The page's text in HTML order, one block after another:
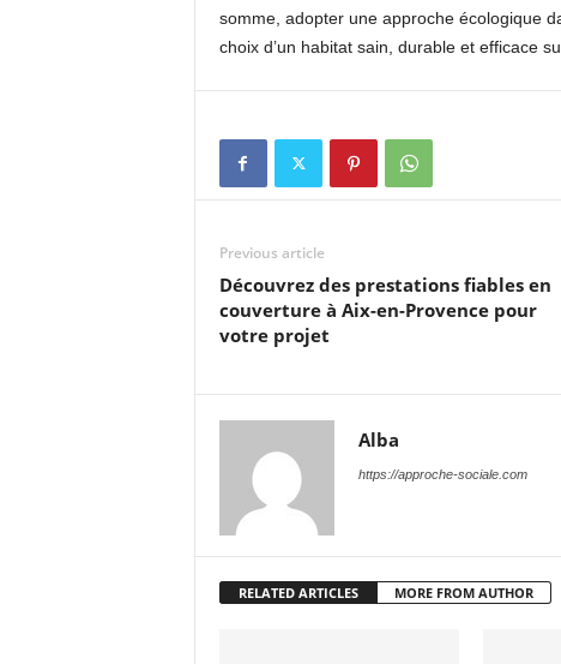
somme, adopter une approche écologique
choix d’un habitat sain, durable et efficace
Previous article
Découvrez des prestations fiables en
couverture à Aix-en-Provence pour
votre projet
Alba
https://approche-sociale.com
RELATED ARTICLES MORE FROM AUTHOR